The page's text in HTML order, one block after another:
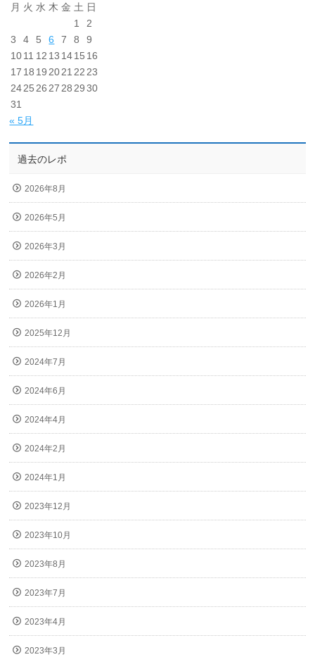
月 火 水 木 金 土 日
1
2
3
4 5 6 7 8
9
1011 12 13 1415 16
17 18 19 2021 22 23
2425 26 27 28 29 30
31
« 5月
過去のレポ
2026年8月
2026年5月
2026年3月
2026年2月
2026年1月
2025年12月
2024年7月
2024年6月
2024年4月
2024年2月
2024年1月
2023年12月
2023年10月
2023年8月
2023年7月
2023年4月
2023年3月